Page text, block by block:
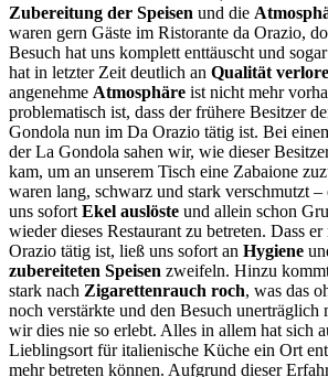
Zubereitung der Speisen und die
waren gern Gäste im Ristorante da Orazio,
Besuch hat uns komplett enttäuscht und
hat in letzter Zeit deutlich an Qualität
angenehme Atmosphäre ist nicht mehr
problematisch ist, dass der frühere Besitzer
Gondola nun im Da Orazio tätig ist. Bei
der La Gondola sahen wir, wie dieser
kam, um an unserem Tisch eine Zabaione
waren lang, schwarz und stark verschmutzt
uns sofort Ekel auslöste und allein schon
wieder dieses Restaurant zu betreten. Dass
Orazio tätig ist, ließ uns sofort an Hygiene
zubereiteten Speisen zweifeln. Hinzu
stark nach Zigarettenrauch roch, was das
noch verstärkte und den Besuch unerträglich
wir dies nie so erlebt. Alles in allem hat sich
Lieblingsort für italienische Küche ein Ort
mehr betreten können. Aufgrund dieser